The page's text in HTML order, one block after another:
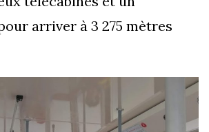
arriver à 3 275 mètres